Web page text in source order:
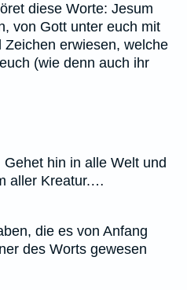
diese Worte: Jesum
von Gott unter euch mit
Zeichen erwiesen, welche
(wie denn auch ihr
hin in alle Welt und
aller Kreatur.…
die es von Anfang
des Worts gewesen